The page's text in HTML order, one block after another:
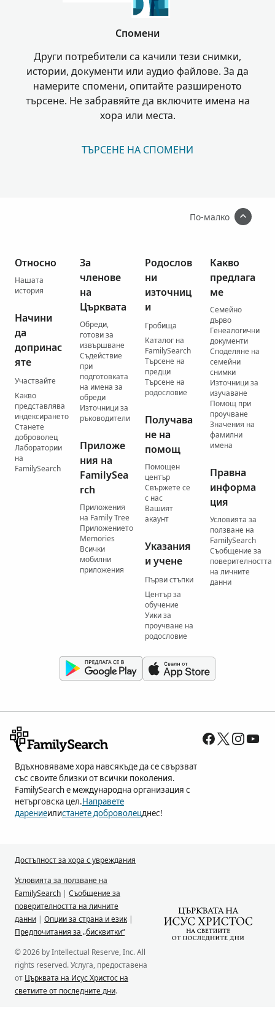
Спомени
Други потребители са качили тези снимки,
истории, документи или аудио файлове. За да
намерите спомени, опитайте разширеното
търсене. Не забравяйте да включите имена на
хора или места.
ТЪРСЕНЕ НА СПОМЕНИ
По-малко
Относно
Нашата
история
Начини
да
допринас
яте
Участвайте
Какво
представлява
индексирането
Станете
доброволец
Лаборатории
на
FamilySearch
За
членове
на
Църквата
Обреди,
готови за
извършване
Съдействие
при
подготовката
на имена за
обреди
Източници за
ръководители
Приложе
ния на
FamilySea
rch
Приложения
на Family Tree
Приложението
Memories
Всички
мобилни
приложения
Родослов
ни
източниц
и
Гробища
Каталог на
FamilySearch
Търсене на
предци
Търсене на
родословие
Получава
не на
помощ
Помощен
център
Свържете се
с нас
Вашият
акаунт
Указания
и учене
Първи стъпки
Център за
обучение
Уики за
проучване на
родословие
Какво
предлага
ме
Семейно
дърво
Генеалогични
документи
Споделяне на
семейни
снимки
Източници за
изучаване
Помощ при
проучване
Значения на
фамилни
имена
Правна
информа
ция
Условията за
ползване на
FamilySearch
Съобщение за
поверителността
на личните
данни
Вдъхновяваме хора навсякъде да се свързват
със своите близки от всички поколения.
FamilySearch е международна организация с
нетърговска цел.Направете
дарениеилистанете доброволецднес!
Достъпност за хора с увреждания
Условията за ползване на
FamilySearch | Съобщение за
поверителността на личните
данни | Опции за страна и език |
Предпочитания за „бисквитки“
© 2026 by Intellectual Reserve, Inc. All
rights reserved. Услуга, предоставена
от Църквата на Исус Христос на
светиите от последните дни.